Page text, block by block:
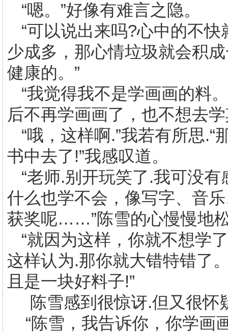
“嗯。”好像有难言之隐。
“可以说出来吗?心中的不快
少成多，那心情垃圾就会积
健康的。”
“我觉得我不是学画画的料
后不再学画画了，也不想去
“哦，这样啊.”我若有所思.“
书中去了 !”我感叹道。
“老师.别开玩笑了 .我可没有
什么也学不会，像写字、音
获奖呢……”陈雪的心慢慢地
“就因为这样，你就不想学了
这样认为.那你就大错特错了
且是一块好料子!”
陈雪感到很惊讶.但又很怀
“陈雪，我告诉你，你学画